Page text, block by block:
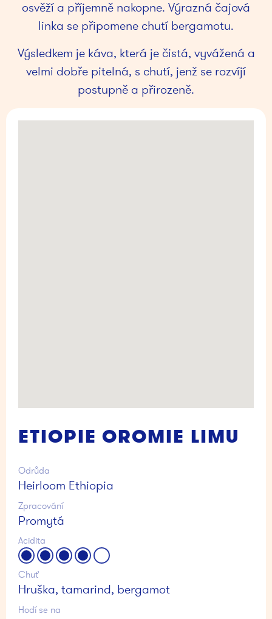
osvěží a příjemně nakopne. Výrazná čajová
linka se připomene chutí bergamotu.
Výsledkem je káva, která je čistá, vyvážená a
velmi dobře pitelná, s chutí, jenž se rozvíjí
postupně a přirozeně.
ETIOPIE OROMIE LIMU
Odrůda
Heirloom Ethiopia
Zpracování
Promytá
Acidita
Chuť
Hruška, tamarind, bergamot
Hodí se na